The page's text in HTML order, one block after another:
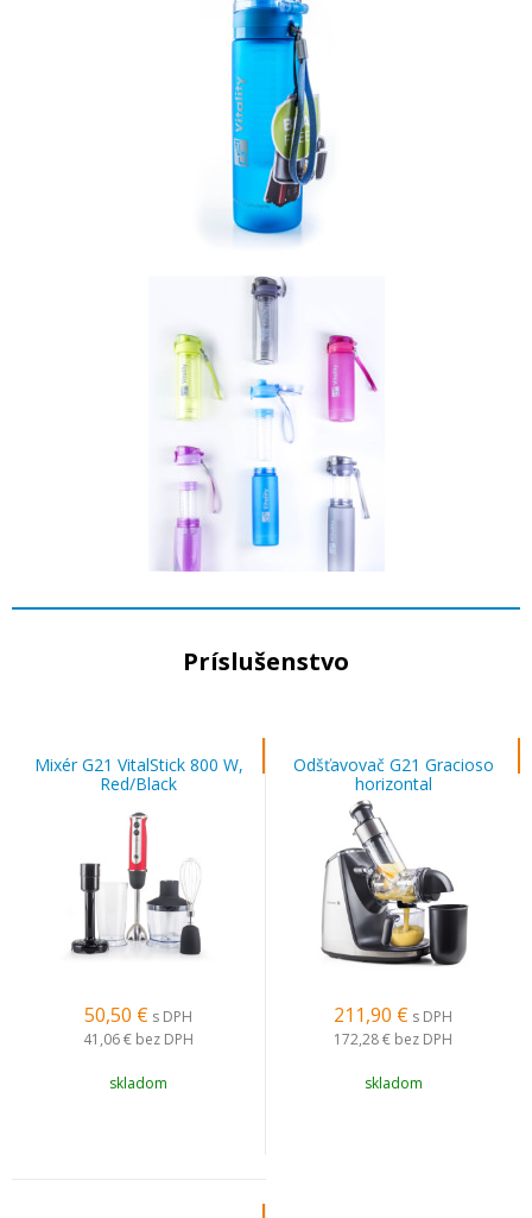
Príslušenstvo
Mixér G21 VitalStick 800 W,
Red/Black
50,50 € s DPH
41,06 € bez DPH
skladom
Odšťavovač G21 Gracioso
horizontal
211,90 € s DPH
172,28 € bez DPH
skladom